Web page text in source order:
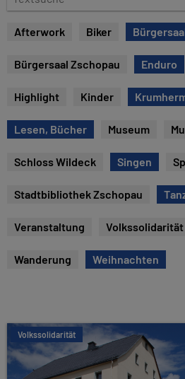
e
e
Afterwork Biker
Bürgersaal Zschopau Enduro
Highlight Kinder
Lesen, Bücher Museum
Schloss Wildeck Singen
Stadtbibliothek Zschopau
Veranstaltung Volkssolidarität
Wanderung Weihnachten
Volkssolidarität